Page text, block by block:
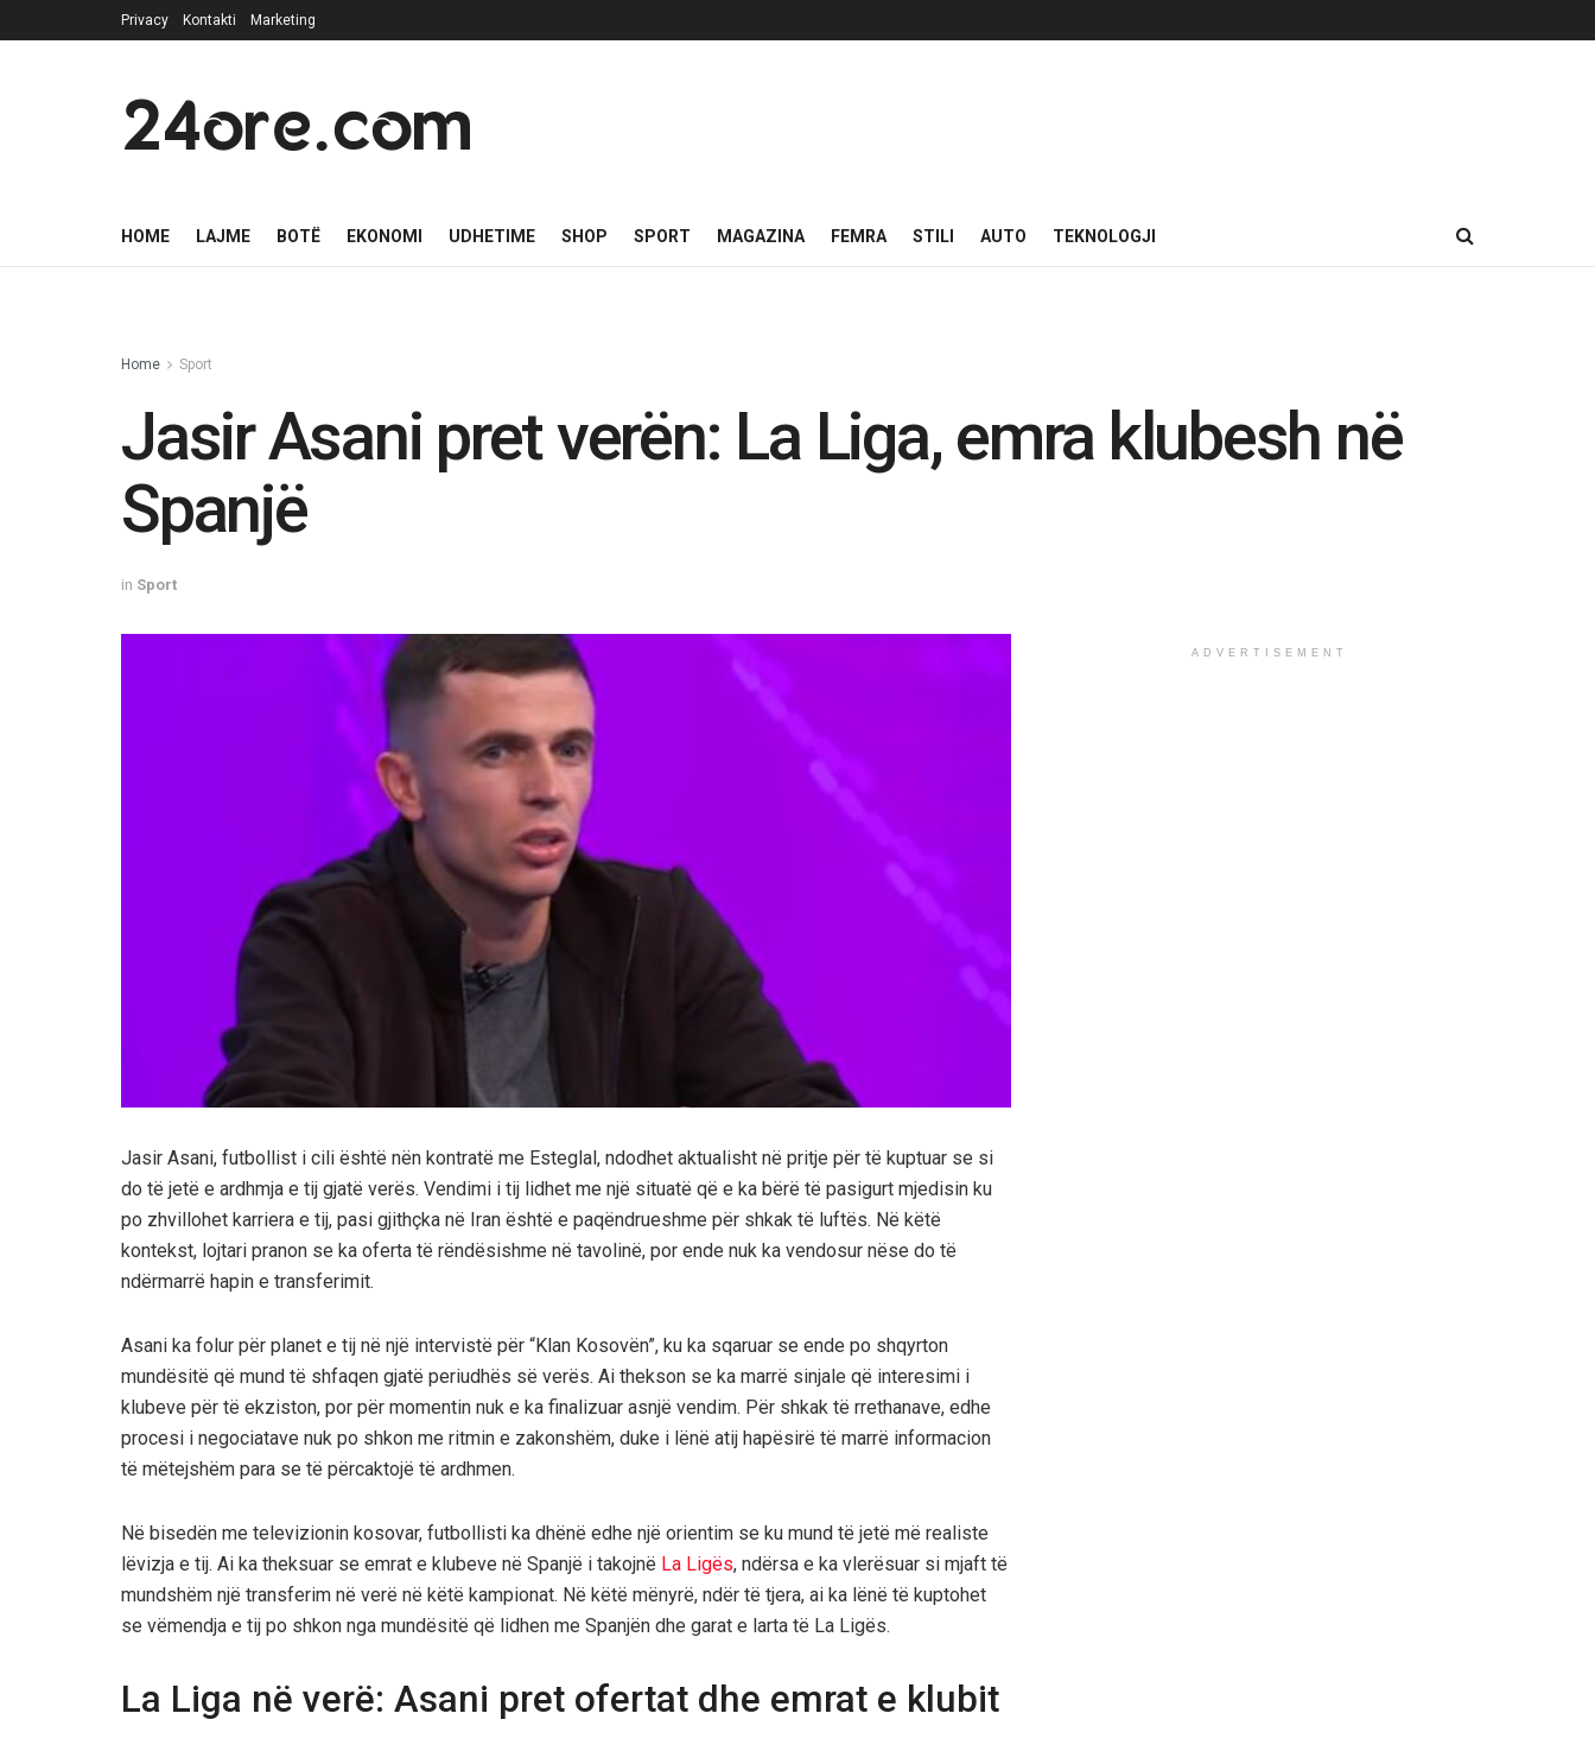
Privacy Kontakti Marketing
24ore.com
HOME LAJME BOTË EKONOMI UDHETIME SHOP SPORT MAGAZINA FEMRA STILI AUTO TEKNOLOGJI
Home Sport
Jasir Asani pret verën: La Liga, emra klubesh në
Spanjë
in Sport
Jasir Asani, futbollist i cili është nën kontratë me Esteglal, ndodhet aktualisht në pritje për të kuptuar se si
do të jetë e ardhmja e tij gjatë verës. Vendimi i tij lidhet me një situatë që e ka bërë të pasigurt mjedisin ku
po zhvillohet karriera e tij, pasi gjithçka në Iran është e paqëndrueshme për shkak të luftës. Në këtë
kontekst, lojtari pranon se ka oferta të rëndësishme në tavolinë, por ende nuk ka vendosur nëse do të
ndërmarrë hapin e transferimit.
Asani ka folur për planet e tij në një intervistë për “Klan Kosovën”, ku ka sqaruar se ende po shqyrton
mundësitë që mund të shfaqen gjatë periudhës së verës. Ai thekson se ka marrë sinjale që interesimi i
klubeve për të ekziston, por për momentin nuk e ka finalizuar asnjë vendim. Për shkak të rrethanave, edhe
procesi i negociatave nuk po shkon me ritmin e zakonshëm, duke i lënë atij hapësirë të marrë informacion
të mëtejshëm para se të përcaktojë të ardhmen.
Në bisedën me televizionin kosovar, futbollisti ka dhënë edhe një orientim se ku mund të jetë më realiste
lëvizja e tij. Ai ka theksuar se emrat e klubeve në Spanjë i takojnë La Ligës, ndërsa e ka vlerësuar si mjaft të
mundshëm një transferim në verë në këtë kampionat. Në këtë mënyrë, ndër të tjera, ai ka lënë të kuptohet
se vëmendja e tij po shkon nga mundësitë që lidhen me Spanjën dhe garat e larta të La Ligës.
La Liga në verë: Asani pret ofertat dhe emrat e klubit
ADVERTISEMENT